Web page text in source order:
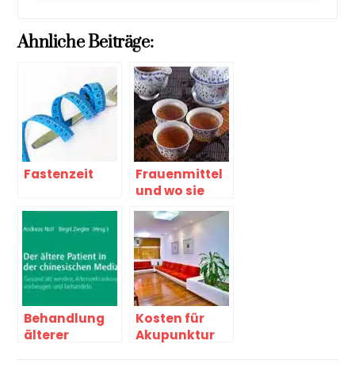
Ahnliche Beiträge:
Fastenzeit
Frauenmittel
und wo sie
helfen
Behandlung
älterer
Kosten für
Akupunktur